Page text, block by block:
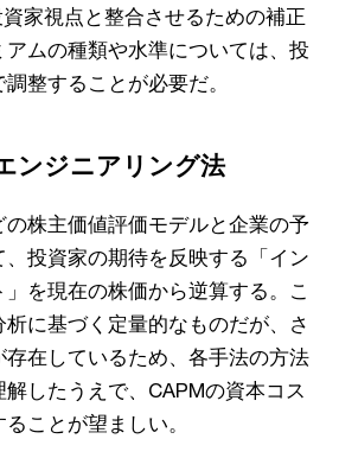
家視点と整合させるための補正
ムの種類や⽔準については、投
整することが必要だ。
ンジニアリング法
株主価値評価モデルと企業の予
投資家の期待を反映する「イン
を現在の株価から逆算する。こ
に基づく定量的なものだが、さ
存在しているため、各⼿法の⽅法
したうえで、CAPMの資本コス
ことが望ましい。